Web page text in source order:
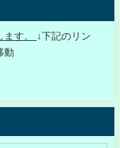
ます。
↓下記のリン
動